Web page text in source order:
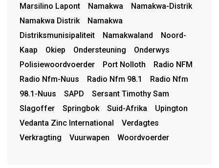
Marsilino Lapont
Namakwa
Namakwa-Distrik
Namakwa Distrik
Namakwa
Distriksmunisipaliteit
Namakwaland
Noord-
Kaap
Okiep Ondersteuning
Onderwys
Polisiewoordvoerder
Port Nolloth
Radio NFM
Radio Nfm-Nuus
Radio Nfm 98.1
Radio Nfm
98.1-Nuus
SAPD
Sersant Timothy Sam
Slagoffer
Springbok Suid-Afrika
Upington
Vedanta Zinc International
Verdagtes
Verkragting
Vuurwapen Woordvoerder